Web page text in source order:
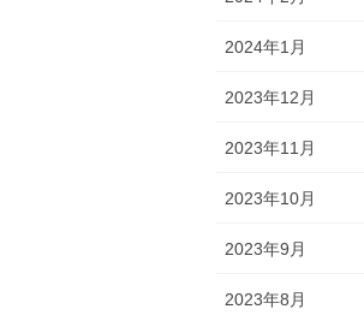
2024年1月
2023年12月
2023年11月
2023年10月
2023年9月
2023年8月